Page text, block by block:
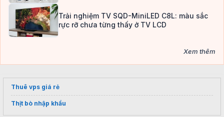
Trải nghiệm TV SQD-MiniLED C8L: màu sắc
rực rỡ chưa từng thấy ở TV LCD
Xem thêm
Thuê vps giá rẻ
Thịt bò nhập khẩu